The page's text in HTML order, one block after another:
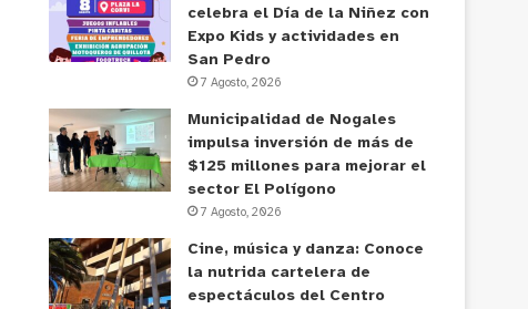
celebra el Día de la Niñez con
Expo Kids y actividades en
San Pedro
7 Agosto, 2026
Municipalidad de Nogales
impulsa inversión de más de
$125 millones para mejorar el
sector El Polígono
7 Agosto, 2026
Cine, música y danza: Conoce
la nutrida cartelera de
espectáculos del Centro